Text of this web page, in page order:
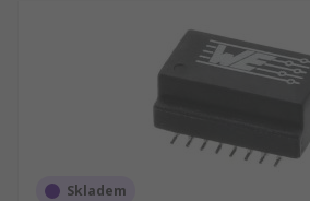
Skladem